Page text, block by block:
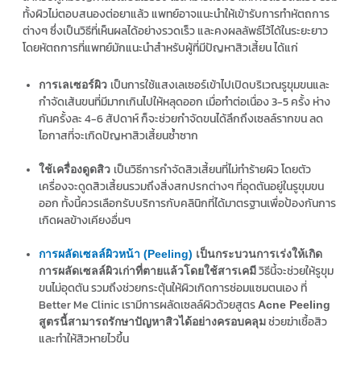
ทั้งผิวไม่ตอบสนองต่อยาแล้ว แพทย์อาจแนะนำให้เข้ารับการทำหัตถการ
ต่างๆ ซึ่งเป็นวิธีที่เห็นผลได้อย่างรวดเร็ว และคงผลลัพธ์ไว้ได้ในระยะยาว
โดยหัตถการที่แพทย์มักแนะนำสำหรับผู้ที่มีปัญหาสิวเสี้ยน ได้แก่
การเลเซอร์ผิว เป็นการใช้แสงเลเซอร์เข้าไปเปิดบริเวณรูขุมขนและ
กำจัดเส้นขนที่มีมากเกินไปให้หลุดออก เมื่อทำต่อเนื่อง 3-5 ครั้ง ห่าง
กันครั้งละ 4-6 สัปดาห์ ก็จะช่วยกำจัดขนได้ลึกถึงเซลล์รากขน ลด
โอกาสที่จะเกิดปัญหาสิวเสี้ยนซ้ำซาก
ใช้เครื่องดูดสิว เป็นวิธีการกำจัดสิวเสี้ยนที่ไม่ทำร้ายผิว โดยตัว
เครื่องจะดูดสิวเสี้ยนรวมถึงสิ่งสกปรกต่างๆ ที่อุดตันอยู่ในรูขุมขน
ออก ทั้งนี้ควรเลือกรับบริการกับคลินิกที่ได้มาตรฐานเพื่อป้องกันการ
เกิดผลข้างเคียงอื่นๆ
การผลัดเซลล์ผิวหน้า (Peeling) เป็นกระบวนการเร่งให้เกิด
การผลัดเซลล์ผิวเก่าที่ตายแล้วโดยใช้สารเคมีวิธีนี้จะช่วยให้รูขุม
ขนไม่อุดตัน รวมถึงช่วยกระตุ้นให้ผิวเกิดการซ่อมแซมตนเอง ที่
Better Me Clinic เรามีการผลัดเซลล์ผิวด้วยสูตร Acne Peeling
สูตรนี้สามารถรักษาปัญหาสิวได้อย่างครอบคลุมช่วยฆ่าเชื้อสิว
และทำให้สิวหายไวขึ้น